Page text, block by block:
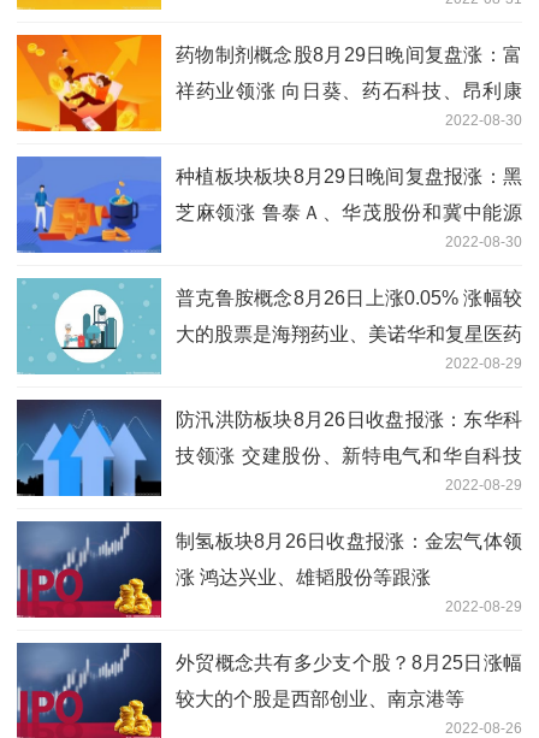
药物制剂概念股8月29日晚间复盘涨：富
祥药业领涨 向日葵、药石科技、昂利康
2022-08-30
种植板块板块8月29日晚间复盘报涨：黑
芝麻领涨 鲁泰Ａ、华茂股份和冀中能源
2022-08-30
普克鲁胺概念8月26日上涨0.05% 涨幅较
大的股票是海翔药业、美诺华和复星医药
2022-08-29
防汛洪防板块8月26日收盘报涨：东华科
技领涨 交建股份、新特电气和华自科技
2022-08-29
制氢板块8月26日收盘报涨：金宏气体领
涨 鸿达兴业、雄韬股份等跟涨
2022-08-29
外贸概念共有多少支个股？8月25日涨幅
较大的个股是西部创业、南京港等
2022-08-26